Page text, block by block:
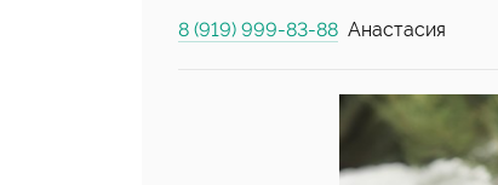
8 (919) 999-83-88 Анастасия